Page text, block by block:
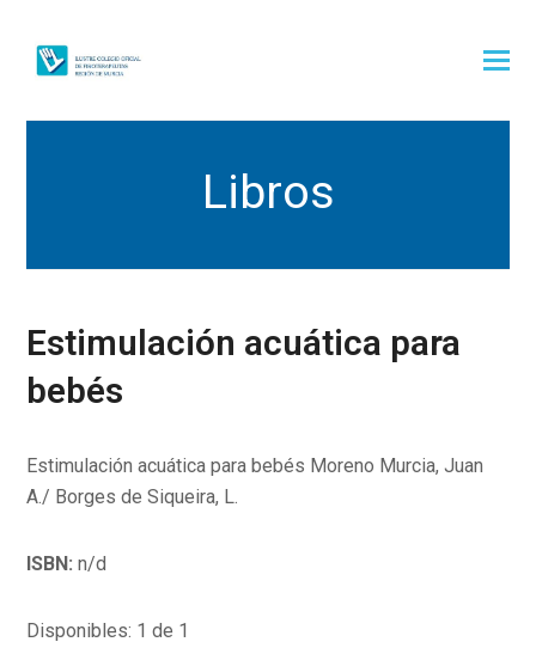
Libros
Estimulación acuática para
bebés
Estimulación acuática para bebés Moreno Murcia, Juan
A./ Borges de Siqueira, L.
ISBN: n/d
Disponibles: 1 de 1